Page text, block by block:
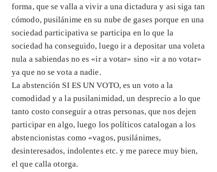
forma, que se valla a vivir a una dictadura y asi siga tan
cómodo, pusilánime en su nube de gases porque en una
sociedad participativa se participa en lo que la
sociedad ha conseguido, luego ir a depositar una voleta
nula a sabiendas no es «ir a votar» sino «ir a no votar»
ya que no se vota a nadie.
La abstención SI ES UN VOTO, es un voto a la
comodidad y a la pusilanimidad, un desprecio a lo que
tanto costo conseguir a otras personas, que nos dejen
participar en algo, luego los políticos catalogan a los
abstencionistas como «vagos, pusilánimes,
desinteresados, indolentes etc. y me parece muy bien,
el que calla otorga.